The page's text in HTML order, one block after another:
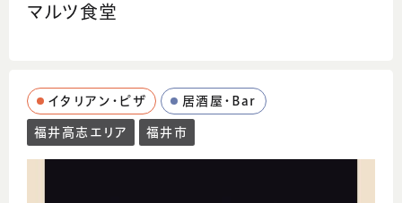
マルツ食堂
イタリアン・ピザ
居酒屋・Bar
福井高志エリア
福井市